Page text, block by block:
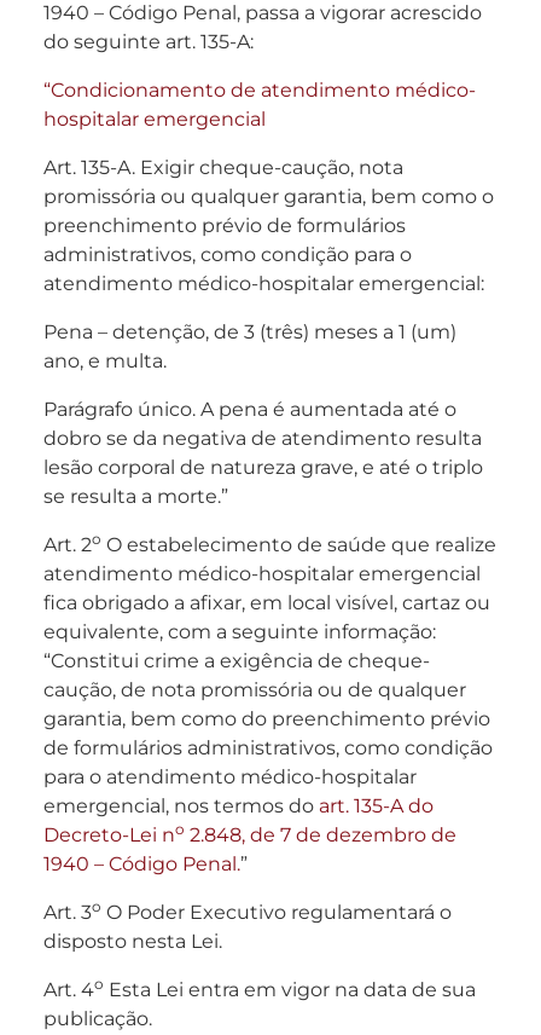
1940 – Código Penal, passa a vigorar acrescido
do seguinte art. 135-A:
“Condicionamento de atendimento médico-
hospitalar emergencial
Art. 135-A. Exigir cheque-caução, nota
promissória ou qualquer garantia, bem como o
preenchimento prévio de formulários
administrativos, como condição para o
atendimento médico-hospitalar emergencial:
Pena – detenção, de 3 (três) meses a 1 (um)
ano, e multa.
Parágrafo único. A pena é aumentada até o
dobro se da negativa de atendimento resulta
lesão corporal de natureza grave, e até o triplo
se resulta a morte.”
Art. 2o O estabelecimento de saúde que realize
atendimento médico-hospitalar emergencial
fica obrigado a afixar, em local visível, cartaz ou
equivalente, com a seguinte informação:
“Constitui crime a exigência de cheque-
caução, de nota promissória ou de qualquer
garantia, bem como do preenchimento prévio
de formulários administrativos, como condição
para o atendimento médico-hospitalar
emergencial, nos termos do art. 135-A do
Decreto-Lei no 2.848, de 7 de dezembro de
1940 – Código Penal.”
Art. 3o O Poder Executivo regulamentará o
disposto nesta Lei.
Art. 4o Esta Lei entra em vigor na data de sua
publicação.